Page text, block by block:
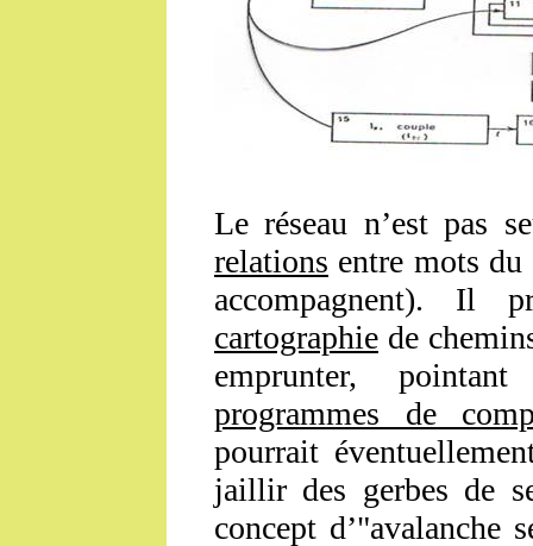
Le réseau n’est pas
relations entre mots
accompagnent). Il
cartographie de
emprunter,
programmes de
pourrait
jaillir des gerbes de
concept d’"avalanche